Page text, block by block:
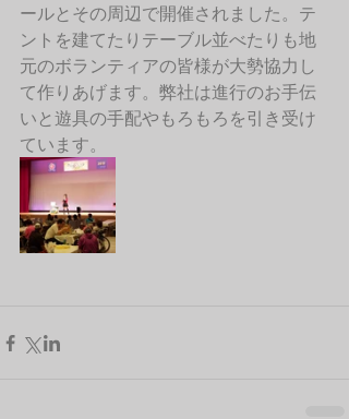
ールとその周辺で開催されました。テ
ントを建てたりテーブル並べたりも地
元のボランティアの皆様が大勢協力し
て作りあげます。弊社は進行のお手伝
いと遊具の手配やもろもろを引き受け
ています。